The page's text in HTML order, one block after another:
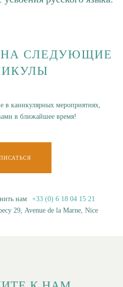
НА СЛЕДУЮЩИЕ
в каникулярных мероприятиях,
в ближайшее время!
нам
+33 (0) 6 18 04 15 21
29, Avenue de la Marne, Nice